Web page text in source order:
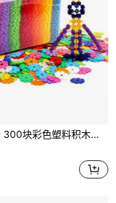
300块彩色塑料积木套装，包含数字、字母、雪花等各种形状。附带说明书，经久耐用，是生日、派对、节日、儿童节和圣诞节的完美礼物。